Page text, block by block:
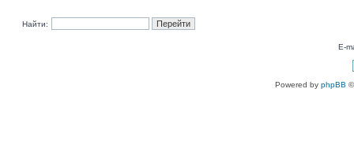
Найти:
E-
Powered by phpBB